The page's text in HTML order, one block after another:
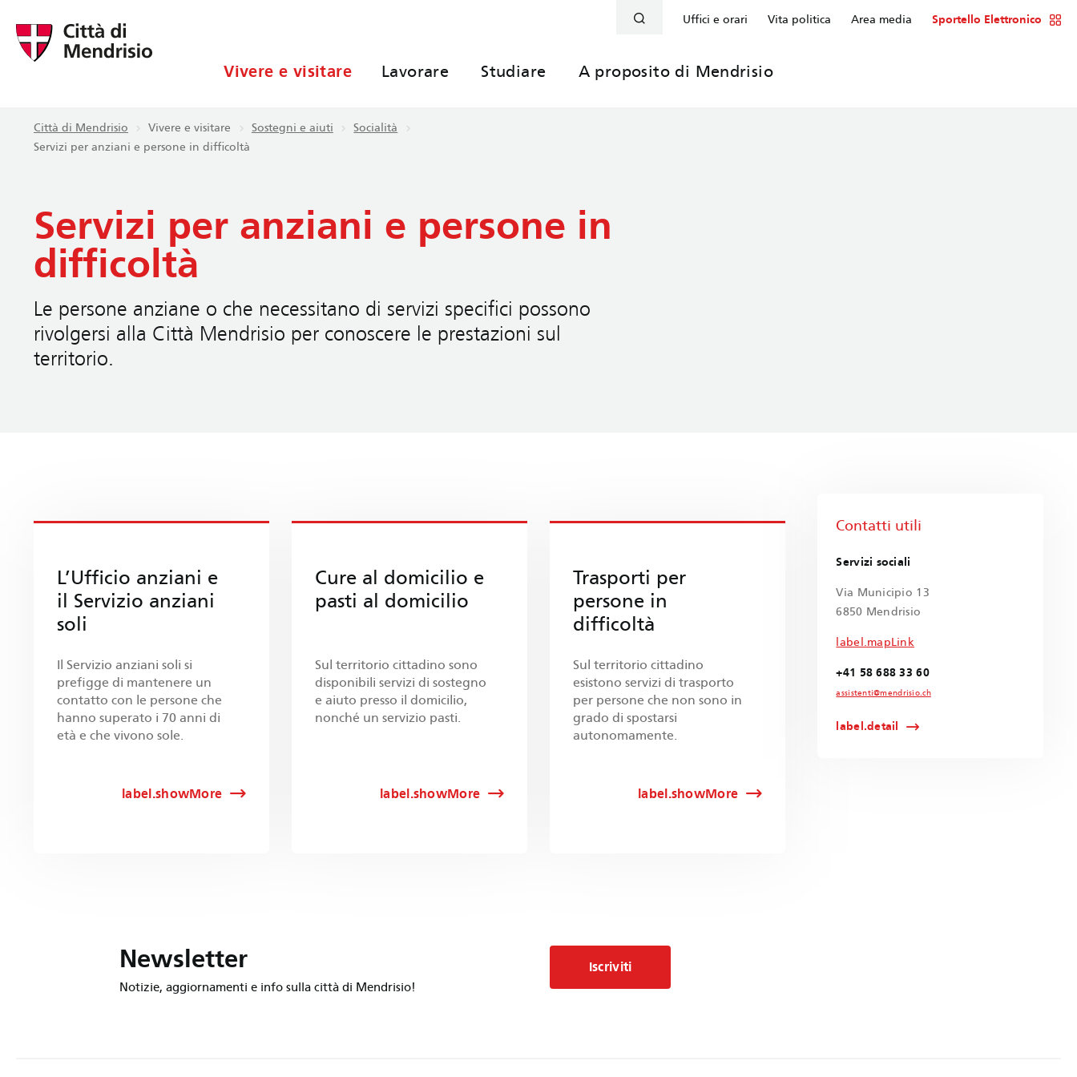
Uffici e orari Vita politica Area media Sportello Elettronico
Vivere e visitare Lavorare Studiare A proposito di Mendrisio
Città di Mendrisio Vivere e visitare Sostegni e aiuti
Socialità
Servizi per anziani e persone in difficoltà
Servizi per anziani e persone in
difficoltà
Le persone anziane o che necessitano di servizi specifici possono
rivolgersi alla Città Mendrisio per conoscere le prestazioni sul
territorio.
L’Ufficio anziani e
il Servizio anziani
soli
Il Servizio anziani soli si
prefigge di mantenere un
contatto con le persone che
hanno superato i 70 anni di
età e che vivono sole.
label.showMore
Cure al domicilio e
pasti al domicilio
Sul territorio cittadino sono
disponibili servizi di sostegno
e aiuto presso il domicilio,
nonché un servizio pasti.
label.showMore
Trasporti per
persone in
difficoltà
Sul territorio cittadino
esistono servizi di trasporto
per persone che non sono in
grado di spostarsi
autonomamente.
label.showMore
Contatti utili
Servizi sociali
Via Municipio 13
6850 Mendrisio
label.mapLink
+41 58 688 33 60
assistenti@mendrisio.ch
label.detail
Newsletter
Notizie, aggiornamenti e info sulla città di Mendrisio!
Iscriviti